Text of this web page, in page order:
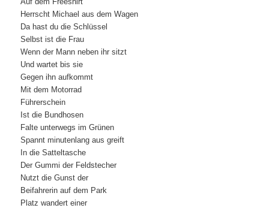
Herrscht Michael aus dem Wagen
Da hast du die Schlüssel
Selbst ist die Frau
Wenn der Mann neben ihr sitzt
Und wartet bis sie
Gegen ihn aufkommt
Mit dem Motorrad
Führerschein
Ist die Bundhosen
Falte unterwegs im Grünen
Spannt minutenlang aus greift
In die Satteltasche
Der Gummi der Feldstecher
Nutzt die Gunst der
Beifahrerin auf dem Park
Platz wandert einer